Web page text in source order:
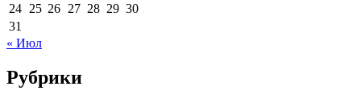
24 25 26 27 28 29 30
31
« Июл
Рубрики